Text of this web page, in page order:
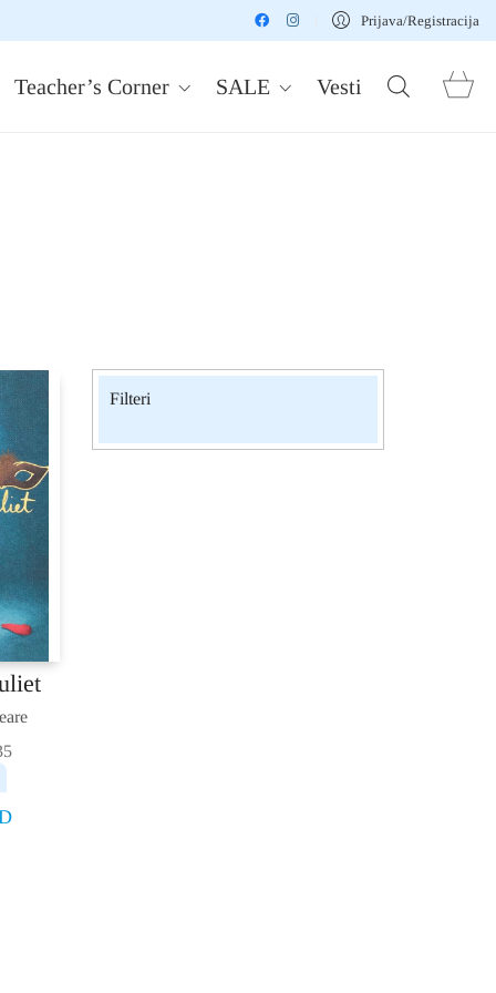
Prijava/Registracija
Teacher’s Corner SALE Vesti
Filteri
Shakespeare